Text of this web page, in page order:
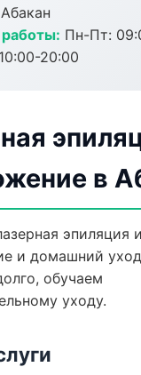
Абакан
Пн-Пт:
20:00
в
эпиляция и
и домашний
обучаем
уходу.